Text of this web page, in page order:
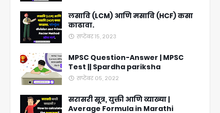
लसावि (LCM) आणि मसावि (HCF) कसा
काढावा.
सप्टेंबर १५, २०२३
MPSC Question-Answer | MPSC
Test || Spardha pariksha
सप्टेंबर ०५, २०२२
सरासरी सूत्र, युक्ती आणि व्याख्या |
Average Formula in Marathi